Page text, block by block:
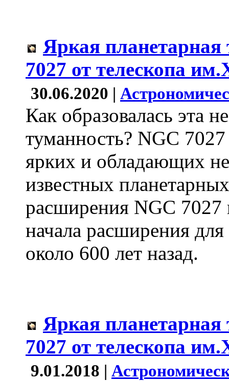
Яркая планетарная
7027 от телескопа
30.06.2020 |
Как образовалась эта
туманность? NGC
ярких и обладающих
известных
расширения NGC 7027
начала расширения
около 600 лет назад.
Яркая планетарная
7027 от телескопа
9.01.2018 |